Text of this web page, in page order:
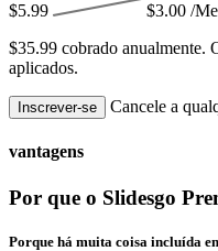
$5.99 $3.00 /
$35.99 cobrado anualmente.
aplicados.
Inscrever-se Cancele a
vantagens
Por que o Slidesgo
Porque há muita coisa incluída